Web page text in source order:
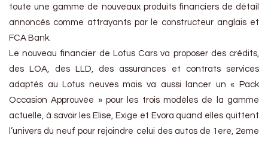
toute une gamme de nouveaux produits financiers de détail
annoncés comme attrayants par le constructeur anglais et
FCA Bank.
Le nouveau financier de Lotus Cars va proposer des crédits,
des LOA, des LLD, des assurances et contrats services
adaptés au Lotus neuves mais va aussi lancer un « Pack
Occasion Approuvée » pour les trois modèles de la gamme
actuelle, à savoir les Elise, Exige et Evora quand elles quittent
l’univers du neuf pour rejoindre celui des autos de 1ere, 2eme